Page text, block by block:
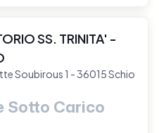
SS. TRINITA' -
Soubirous 1 - 36015 Schio
Sotto Carico